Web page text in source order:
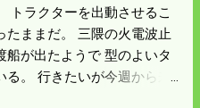
トラクターを出動させるこ
たままだ。 三隈の火電波止
船が出たようで 型のよいタ
る。 行きたいが今週から来